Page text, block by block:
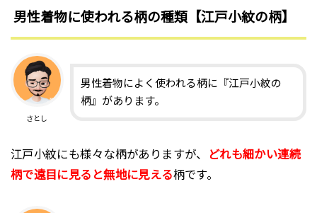
男性着物に使われる柄の種類【江戸小紋の柄】
さとし
男性着物によく使われる柄に『江戸小紋の
柄』があります。
江戸小紋にも様々な柄がありますが、
どれも細かい連続
柄で遠目に見ると無地に見える柄です。